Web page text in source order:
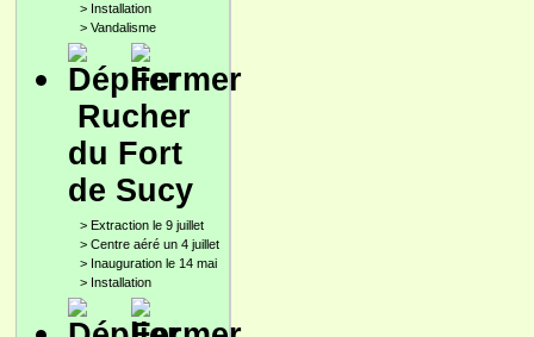
> Installation
> Vandalisme
Rucher
du Fort
de Sucy
> Extraction le 9 juillet
> Centre aéré un 4 juillet
> Inauguration le 14 mai
> Installation